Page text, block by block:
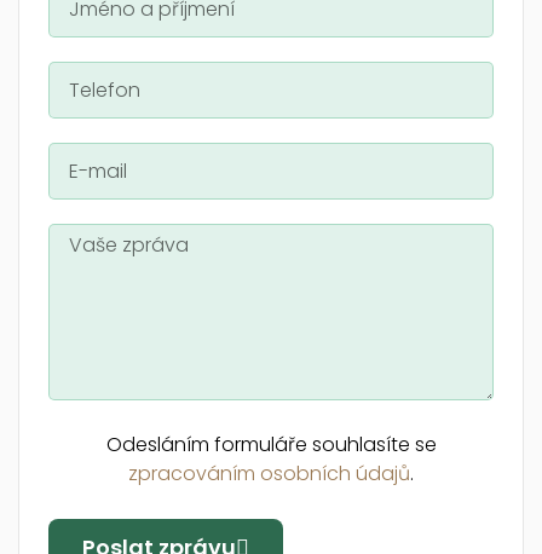
Odesláním formuláře souhlasíte se
zpracováním osobních údajů.
Poslat zprávu